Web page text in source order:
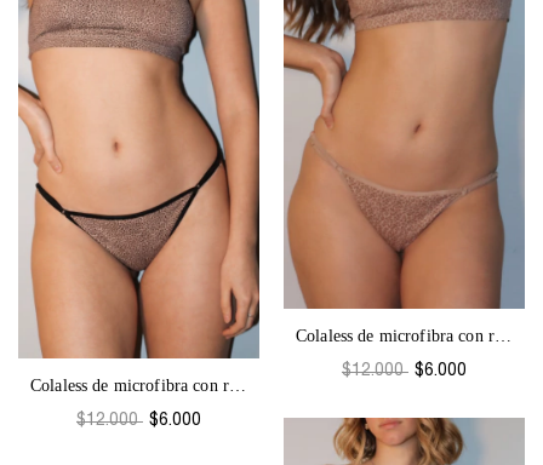
Colaless de microfibra con regulación-Pr...
$12.000 $6.000
Colaless de microfibra con regulación-Pr...
$12.000 $6.000